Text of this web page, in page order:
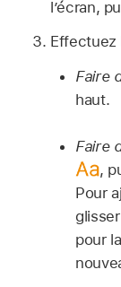
l’écran,
Effectuez
Faire
haut.
Faire
,
Pour
pour